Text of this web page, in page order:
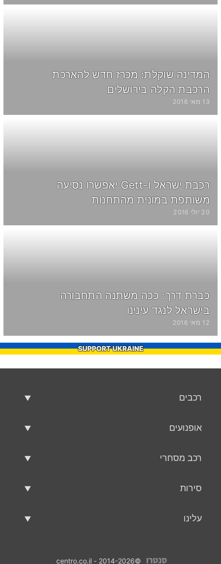
המדינה שוקלת: מכרז חדש להארכת
הרכבת הקלה בירושלים
13 מאי 2016
רכבת ישראל ו-Gett יאפשרו נסיעה
משותפת במונית מהתחנות
20 יולי 2016
כברת דרך: ככה משתנה התחבורה
בישראל לנגד עינינו
12 מאי 2016
SUPPORT UKRAINE
רכבים
אופנועים
רכב מסחרי
סירות
עלינו
©2014-2026 - centro.co.il